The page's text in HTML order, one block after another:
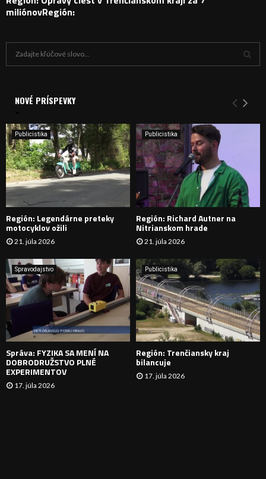
miliónovRegión:
i
e
:
Y
H
D
A
N
I
E
NOVÉ PRÍSPEVKY
Publicistika
Región: Legendárne preteky
motocyklov ožili
21. júla 2026
Publicistika
Región: Richard Autner na
Nitrianskom hrade
21. júla 2026
Spravodajstvo
Správa: FYZIKA SA MENÍ NA
DOBRODRUŽSTVO PLNÉ
EXPERIMENTOV
17. júla 2026
Publicistika
Región: Trenčiansky kraj
bilancuje
17. júla 2026